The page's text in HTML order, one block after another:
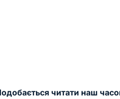
читати наш